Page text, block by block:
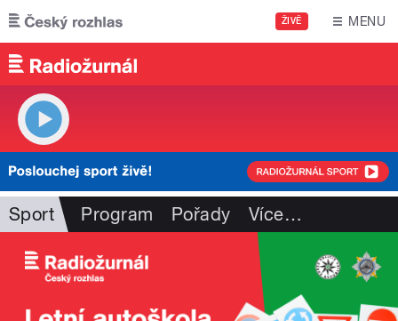
Přejít k hlavnímu obsahu
ŽIVĚ MENU
Sport Program Pořady Více…